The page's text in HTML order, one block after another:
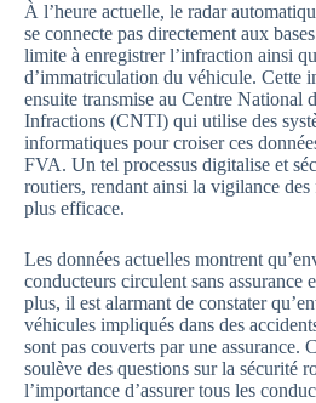
À l’heure actuelle, le radar
se connecte pas directement aux
limite à enregistrer l’infraction ainsi
d’immatriculation du véhicule. Cette
ensuite transmise au Centre National
Infractions (CNTI) qui utilise des
informatiques pour croiser ces
FVA. Un tel processus digitalise et
routiers, rendant ainsi la vigilance des
plus efficace.
Les données actuelles montrent
conducteurs circulent sans assurance
plus, il est alarmant de constater
véhicules impliqués dans des
sont pas couverts par une assurance.
soulève des questions sur la sécurité
l’importance d’assurer tous les